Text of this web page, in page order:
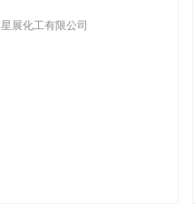
星展化工有限公司